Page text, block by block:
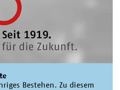
Bestehen. Zu diesem